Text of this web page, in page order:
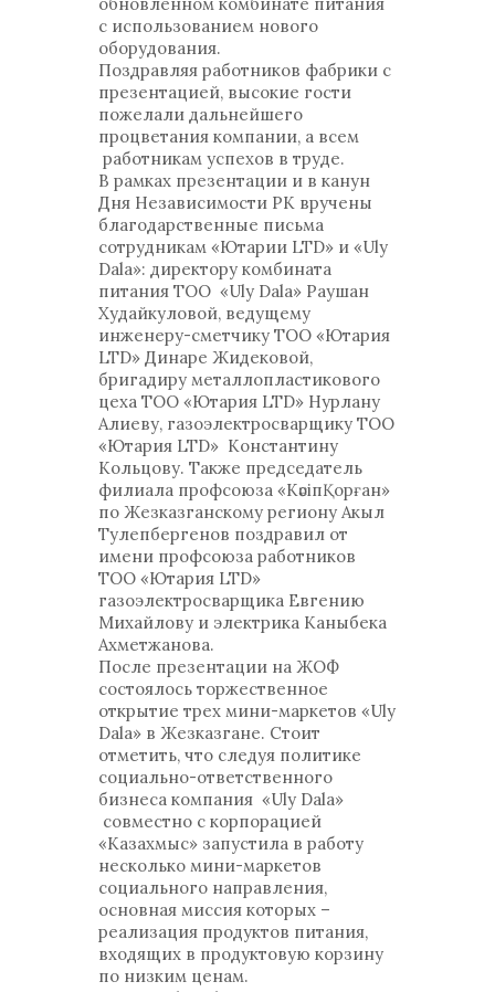
с использованием нового
оборудования.
Поздравляя работников фабрики с
презентацией, высокие гости
пожелали дальнейшего
процветания компании, а всем
работникам успехов в труде.
В рамках презентации и в канун
Дня Независимости РК вручены
благодарственные письма
сотрудникам «Ютарии LTD» и «Uly
Dala»: директору комбината
питания ТОО «Uly Dala» Раушан
Худайкуловой, ведущему
инженеру-сметчику ТОО «Ютария
LTD» Динаре Жидековой,
бригадиру металлопластикового
цеха ТОО «Ютария LTD» Нурлану
Алиеву, газоэлектросварщику ТОО
«Ютария LTD» Константину
Кольцову. Также председатель
филиала профсоюза «КәсіпҚорған»
по Жезказганскому региону Акыл
Тулепбергенов поздравил от
имени профсоюза работников
ТОО «Ютария LTD»
газоэлектросварщика Евгению
Михайлову и электрика Каныбека
Ахметжанова.
После презентации на ЖОФ
состоялось торжественное
открытие трех мини-маркетов «Uly
Dala» в Жезказгане. Стоит
отметить, что следуя политике
социально-ответственного
бизнеса компания «Uly Dala»
совместно с корпорацией
«Казахмыс» запустила в работу
несколько мини-маркетов
социального направления,
основная миссия которых –
реализация продуктов питания,
входящих в продуктовую корзину
по низким ценам.